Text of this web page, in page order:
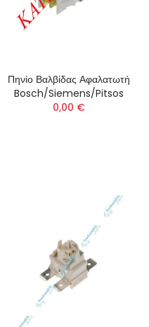
Πηνίο Βαλβίδας Αφαλατωτή
Bosch/Siemens/Pitsos
0,00 €